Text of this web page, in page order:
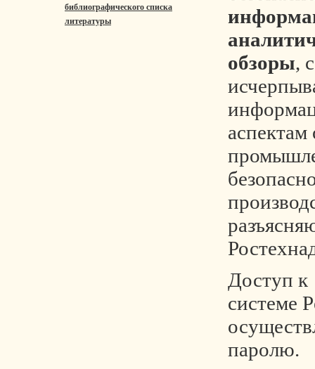
библиографического списка
литературы
обзоры,
аспектам
Доступ
системе
паролю.